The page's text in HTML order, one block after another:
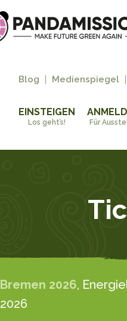
Blog Medienspiegel
EINSTEIGEN
Los geht’s! Für
Bremen 2026,
2026